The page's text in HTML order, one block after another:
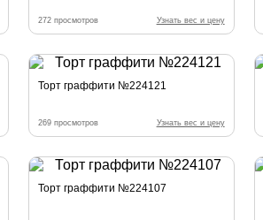
272 просмотров Узнать вес и цену
Торт граффити №224121
269 просмотров Узнать вес и цену
Торт граффити №224107